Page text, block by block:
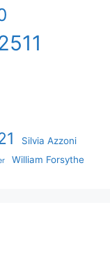
Silvia Azzoni
William Forsythe